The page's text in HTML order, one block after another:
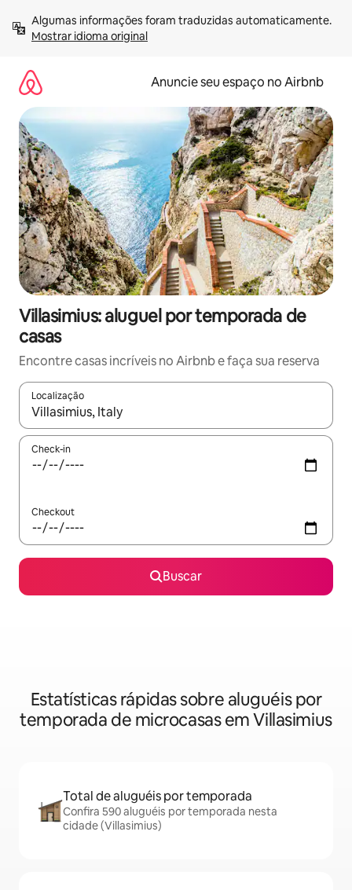
para
Mostrar idioma original
Anuncie seu espaço no Airbnb
Villasimius: aluguel por temporada de
casas
Encontre casas incríveis no Airbnb e faça sua reserva
Localização
Quando os resultados estiverem disponíveis, explore-os
Check-in
Checkout
Buscar
Estatísticas rápidas sobre aluguéis por
temporada de microcasas em Villasimius
Total de aluguéis por temporada
Confira 590 aluguéis por temporada nesta
cidade (Villasimius)